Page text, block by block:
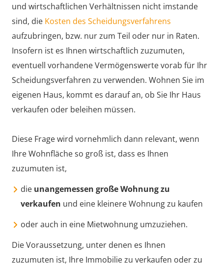
und wirtschaftlichen Verhältnissen nicht imstande
sind, die Kosten des Scheidungsverfahrens
aufzubringen, bzw. nur zum Teil oder nur in Raten.
Insofern ist es Ihnen wirtschaftlich zuzumuten,
eventuell vorhandene Vermögenswerte vorab für Ihr
Scheidungsverfahren zu verwenden. Wohnen Sie im
eigenen Haus, kommt es darauf an, ob Sie Ihr Haus
verkaufen oder beleihen müssen.
Diese Frage wird vornehmlich dann relevant, wenn
Ihre Wohnfläche so groß ist, dass es Ihnen
zuzumuten ist,
die unangemessen große Wohnung zu
verkaufen und eine kleinere Wohnung zu kaufen
oder auch in eine Mietwohnung umzuziehen.
Die Voraussetzung, unter denen es Ihnen
zuzumuten ist, Ihre Immobilie zu verkaufen oder zu